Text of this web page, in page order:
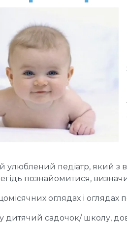
улюблений педіатр, який
познайомитися,
оглядах і
дитячий садочок/ школу,